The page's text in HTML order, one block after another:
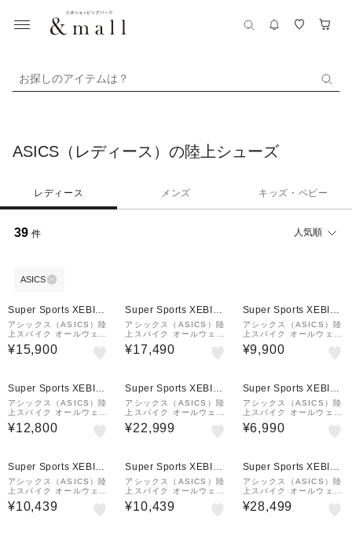
お探しのアイテムは？
ASICS（レディース）の陸上シューズ
レディース メンズ キッズ・ベビー
39 件 人気順
ASICS
Super Sports XEBIO
&mall店
アシックス（ASICS）陸
上スパイク オールウェザ
ートラック専用 エスピー
ブレード 10 SP BLADE
¥15,900
Super Sports XEBIO
&mall店
アシックス（ASICS）陸
上スパイク オールウェザ
ートラック専用 エスピー
ブレード 10 SP BLADE
¥17,490
Super Sports XEBIO
&mall店
アシックス（ASICS）陸
上スパイク オールウェザ
ー・土トラック兼用 エフ
ォート EFFORT 13 10
¥9,900
Super Sports XEBIO
&mall店
アシックス（ASICS）陸
上スパイク オールウェザ
ートラック専用 サイバー
ブレード 16 CYBERBL
¥12,800
Super Sports XEBIO
&mall店
アシックス（ASICS）陸
上スパイク オールウェザ
ートラック専用 エスピー
ブレード SP BLADE 10
¥22,999
Super Sports XEBIO
&mall店
アシックス（ASICS）陸
上スパイク オールウェザ
ー・土トラック兼用 エフ
ォート 13 EFFORT 13
¥6,990
Super Sports XEBIO
&mall店
アシックス（ASICS）陸
上スパイク オールウェザ
ー・土トラック兼用 EFF
ORT 14 1093A264.70
¥10,439
Super Sports XEBIO
&mall店
アシックス（ASICS）陸
上スパイク オールウェザ
ー・土トラック兼用 EFF
ORT 14 1093A264.10
¥10,439
Super Sports XEBIO
&mall店
アシックス（ASICS）陸
上スパイク オールウェザ
ートラック専用 ソニック
スプリントエリート3 S
¥28,499